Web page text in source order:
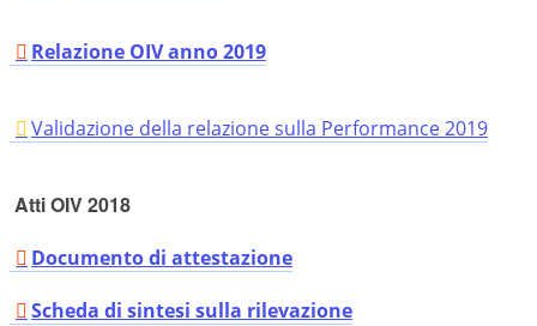
Relazione OIV anno 2019
Validazione della relazione sulla Performance 2019
Atti OIV 2018
Documento di attestazione
Scheda di sintesi sulla rilevazione